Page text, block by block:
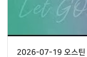
2026-07-19 오스틴